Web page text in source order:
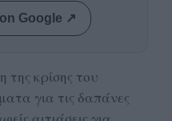
Google ↗
της κρίσης του
για τις δαπάνες